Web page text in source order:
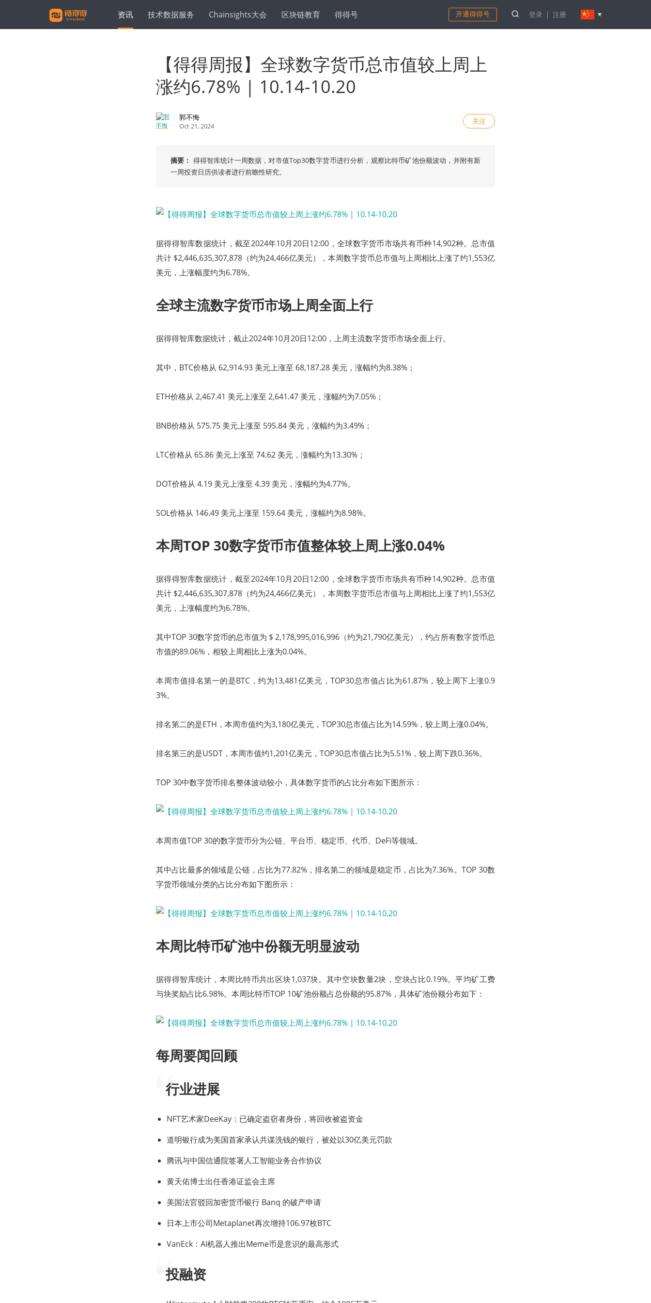
资讯 技术数据服务 Chainsights大会 区块链教育 得得号 开通得得号 登录 注册
【得得周报】全球数字货币总市值较上周上
涨约6.78% | 10.14-10.20
郭不悔
Oct 21, 2024
关注
摘要： 得得智库统计一周数据，对市值Top30数字货币进行分析，观察比特币矿池份额波动，并附有新
一周投资日历供读者进行前瞻性研究。
据得得智库数据统计，截至2024年10月20日12:00，全球数字货币市场共有币种14,902种。总市值
共计 $2,446,635,307,878（约为24,466亿美元），本周数字货币总市值与上周相比上涨了约1,553亿
美元，上涨幅度约为6.78%。
全球主流数字货币市场上周全面上行
据得得智库数据统计，截止2024年10月20日12:00，上周主流数字货币市场全面上行。
其中，BTC价格从 62,914.93 美元上涨至 68,187.28 美元，涨幅约为8.38%；
ETH价格从 2,467.41 美元上涨至 2,641.47 美元，涨幅约为7.05%；
BNB价格从 575.75 美元上涨至 595.84 美元，涨幅约为3.49%；
LTC价格从 65.86 美元上涨至 74.62 美元，涨幅约为13.30%；
DOT价格从 4.19 美元上涨至 4.39 美元，涨幅约为4.77%。
SOL价格从 146.49 美元上涨至 159.64 美元，涨幅约为8.98%。
本周TOP 30数字货币市值整体较上周上涨0.04%
据得得智库数据统计，截至2024年10月20日12:00，全球数字货币市场共有币种14,902种。总市值
共计 $2,446,635,307,878（约为24,466亿美元），本周数字货币总市值与上周相比上涨了约1,553亿
美元，上涨幅度约为6.78%。
其中TOP 30数字货币的总市值为 $ 2,178,995,016,996（约为21,790亿美元），约占所有数字货币总
市值的89.06%，相较上周相比上涨为0.04%。
本周市值排名第一的是BTC，约为13,481亿美元，TOP30总市值占比为61.87%，较上周下上涨0.9
3%。
排名第二的是ETH，本周市值约为3,180亿美元，TOP30总市值占比为14.59%，较上周上涨0.04%。
排名第三的是USDT，本周市值约1,201亿美元，TOP30总市值占比为5.51%，较上周下跌0.36%。
TOP 30中数字货币排名整体波动较小，具体数字货币的占比分布如下图所示：
本周市值TOP 30的数字货币分为公链、平台币、稳定币、代币、DeFi等领域。
其中占比最多的领域是公链，占比为77.82%，排名第二的领域是稳定币，占比为7.36%。TOP 30数
字货币领域分类的占比分布如下图所示：
本周比特币矿池中份额无明显波动
据得得智库统计，本周比特币共出区块1,037块。其中空块数量2块，空块占比0.19%。平均矿工费
与块奖励占比6.98%。本周比特币TOP 10矿池份额占总份额的95.87%，具体矿池份额分布如下：
每周要闻回顾
行业进展
NFT艺术家DeeKay：已确定盗窃者身份，将回收被盗资金
道明银行成为美国首家承认共谋洗钱的银行，被处以30亿美元罚款
腾讯与中国信通院签署人工智能业务合作协议
黄天佑博士出任香港证监会主席
美国法官驳回加密货币银行 Banq 的破产申请
日本上市公司Metaplanet再次增持106.97枚BTC
VanEck：AI机器人推出Meme币是意识的最高形式
投融资